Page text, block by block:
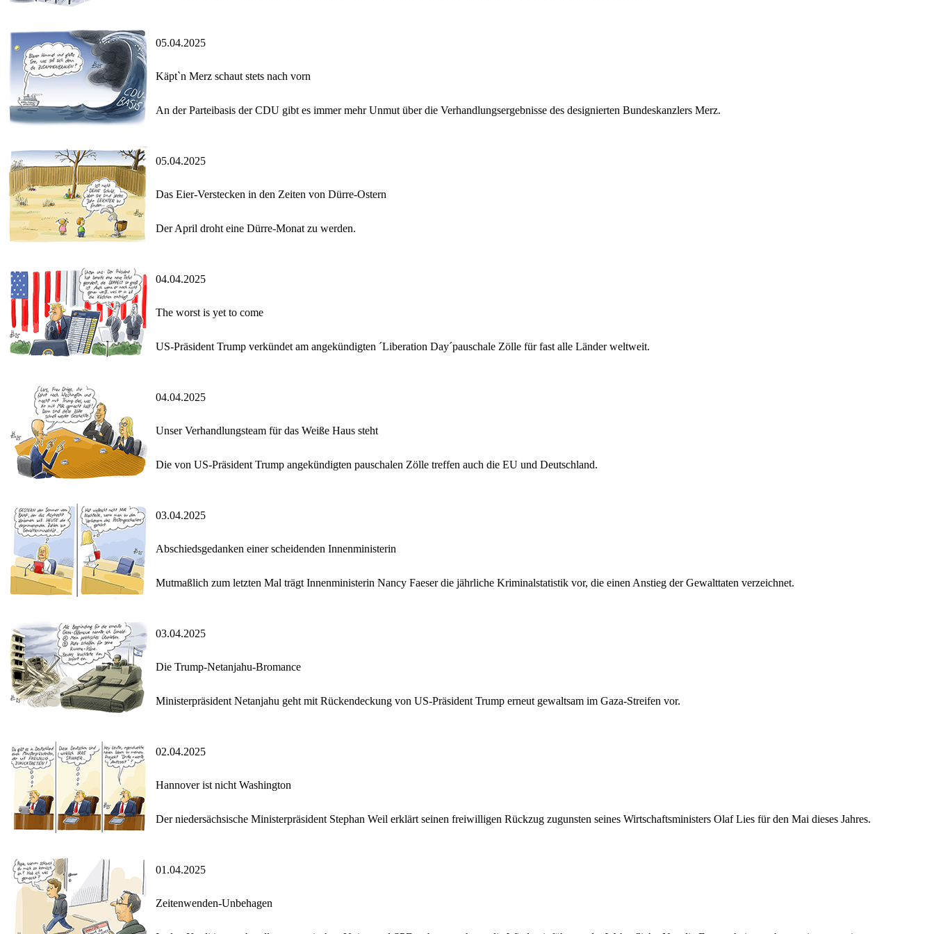
05.04.2025
Käpt`n Merz schaut stets nach vorn
An der Parteibasis der CDU gibt es immer mehr Unmut über die Verhandlungsergebnisse des designierten Bundeskanzlers Merz.
05.04.2025
Das Eier-Verstecken in den Zeiten von Dürre-Ostern
Der April droht eine Dürre-Monat zu werden.
04.04.2025
The worst is yet to come
US-Präsident Trump verkündet am angekündigten ´Liberation Day´pauschale Zölle für fast alle Länder weltweit.
04.04.2025
Unser Verhandlungsteam für das Weiße Haus steht
Die von US-Präsident Trump angekündigten pauschalen Zölle treffen auch die EU und Deutschland.
03.04.2025
Abschiedsgedanken einer scheidenden Innenministerin
Mutmaßlich zum letzten Mal trägt Innenministerin Nancy Faeser die jährliche Kriminalstatistik vor, die einen Anstieg der Gewalttaten verzeichnet.
03.04.2025
Die Trump-Netanjahu-Bromance
Ministerpräsident Netanjahu geht mit Rückendeckung von US-Präsident Trump erneut gewaltsam im Gaza-Streifen vor.
02.04.2025
Hannover ist nicht Washington
Der niedersächsische Ministerpräsident Stephan Weil erklärt seinen freiwilligen Rückzug zugunsten seines Wirtschaftsministers Olaf Lies für den Mai dieses Jahres.
01.04.2025
Zeitenwenden-Unbehagen